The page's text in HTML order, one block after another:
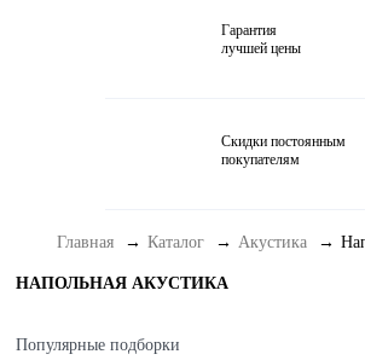
Виниловые проигрыватели
Домашние кинотеатры
Портативный Hi-Fi
Аксессуары
Гарантия
лучшей цены
Скидки постоянным
покупателям
Главная Каталог Акустика
НАПОЛЬНАЯ АКУСТИКА
Популярные подборки